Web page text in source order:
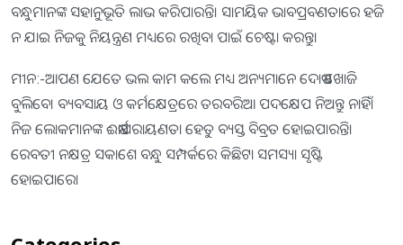
ବନ୍ଧୁମାନଙ୍କ ସହାନୁଭୂତି ଲାଭ କରିପାରନ୍ତି। ସାମୟିକ ଭାବପ୍ରବଣତାରେ ହଜି
ନ ଯାଇ ନିଜକୁ ନିୟନ୍ତ୍ରଣ ମଧ୍ୟରେ ରଖିବା ପାଇଁ ଚେଷ୍ଟା କରନ୍ତୁ।
ମୀନ:-ଆପଣ ଯେତେ ଭଲ କାମ କଲେ ମଧ୍ୟ ଅନ୍ୟମାନେ ଦୋଷ ଖୋଜି
ବୁଲିବେ। ବ୍ୟବସାୟ ଓ କର୍ମକ୍ଷେତ୍ରରେ ତରବରିଆ ପଦକ୍ଷେପ ନିଅନ୍ତୁ ନାହିଁ।
ନିଜ ଲୋକମାନଙ୍କ ଈର୍ଷାପରାୟଣତା ହେତୁ ବ୍ୟସ୍ତ ବିବ୍ରତ ହୋଇପାରନ୍ତି।
ରେବତୀ ନକ୍ଷତ୍ର ସକାଶେ ବନ୍ଧୁ ସମ୍ପର୍କରେ କିଛିଟା ସମସ୍ୟା ସୃଷ୍ଟି
ହୋଇପାରେ।